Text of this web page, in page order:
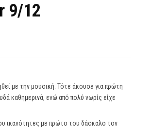
9/12
με την μουσική. Τότε άκουσε για πρώτη
καθημερινά, ενώ από πολύ νωρίς είχε
ικανότητες με πρώτο του δάσκαλο τον